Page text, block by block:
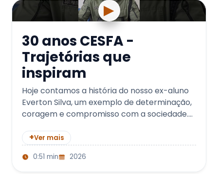
▶
30 anos CESFA -
Trajetórias que
inspiram
Hoje contamos a história do nosso ex-aluno
Everton Silva, um exemplo de determinação,
coragem e compromisso com a sociedade.
+Ver mais
0:51 min 2026